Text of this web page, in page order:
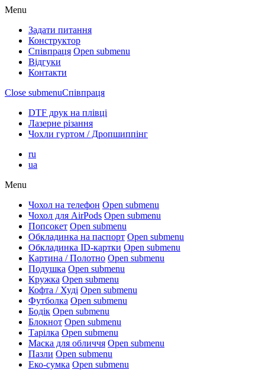
Menu
Задати питання
Конструктор
Співпраця Open submenu
Відгуки
Контакти
Close submenuСпівпраця
DTF друк на плівці
Лазерне різання
Чохли гуртом / Дропшиппінг
ru
ua
Menu
Чохол на телефон Open submenu
Чохол для AirPods Open submenu
Попсокет Open submenu
Обкладинка на паспорт Open submenu
Обкладинка ID-картки Open submenu
Картина / Полотно Open submenu
Подушка Open submenu
Кружка Open submenu
Кофта / Худі Open submenu
Футболка Open submenu
Бодік Open submenu
Блокнот Open submenu
Тарілка Open submenu
Маска для обличчя Open submenu
Пазли Open submenu
Еко-сумка Open submenu